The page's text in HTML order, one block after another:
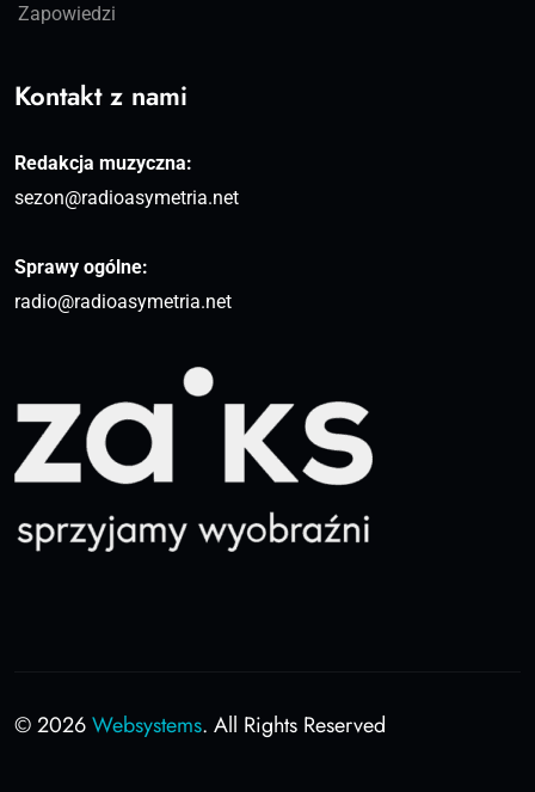
Zapowiedzi
Kontakt z nami
Redakcja muzyczna:
sezon@radioasymetria.net
Sprawy ogólne:
radio@radioasymetria.net
© 2026Websystems. All Rights Reserved